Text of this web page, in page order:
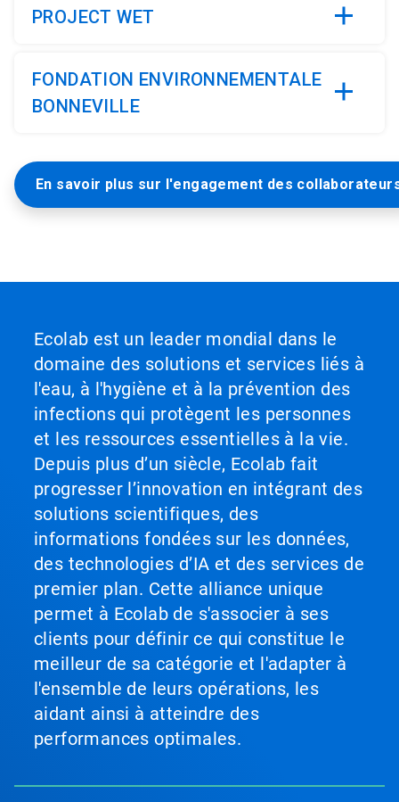
PROJECT WET
FONDATION ENVIRONNEMENTALE
BONNEVILLE
En savoir plus sur l'engagement des
Ecolab est un leader mondial dans le
domaine des solutions et services liés à
l'eau, à l'hygiène et à la prévention des
infections qui protègent les personnes
et les ressources essentielles à la vie.
Depuis plus d’un siècle, Ecolab fait
progresser l’innovation en intégrant des
solutions scientifiques, des
informations fondées sur les données,
des technologies d’IA et des services de
premier plan. Cette alliance unique
permet à Ecolab de s'associer à ses
clients pour définir ce qui constitue le
meilleur de sa catégorie et l'adapter à
l'ensemble de leurs opérations, les
aidant ainsi à atteindre des
performances optimales.